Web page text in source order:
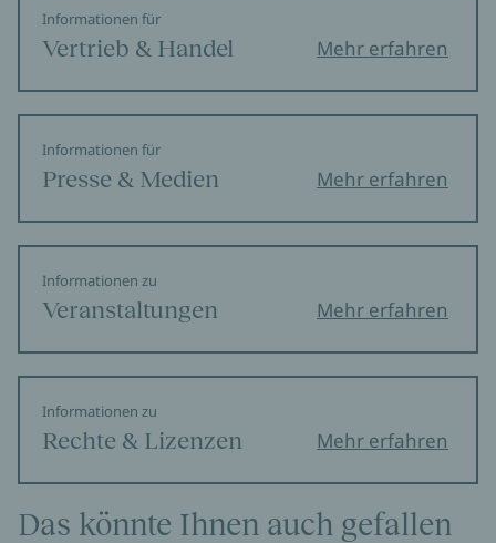
Informationen für
Vertrieb & Handel Mehr erfahren
Informationen für
Presse & Medien Mehr erfahren
Informationen zu
Veranstaltungen Mehr erfahren
Informationen zu
Rechte & Lizenzen Mehr erfahren
Das könnte Ihnen auch gefallen